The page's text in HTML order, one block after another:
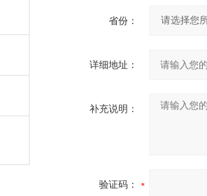
省份：
详细地址：
补充说明：
验证码：